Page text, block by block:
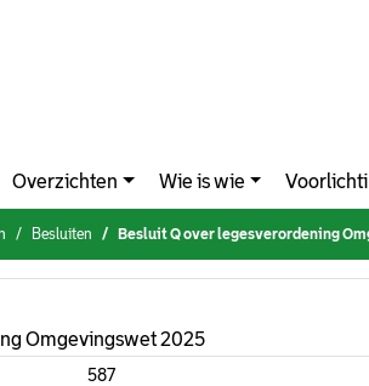
Overzichten Wie is wie
Besluiten Besluit Q over legesverordening
Omgevingswet 2025
587